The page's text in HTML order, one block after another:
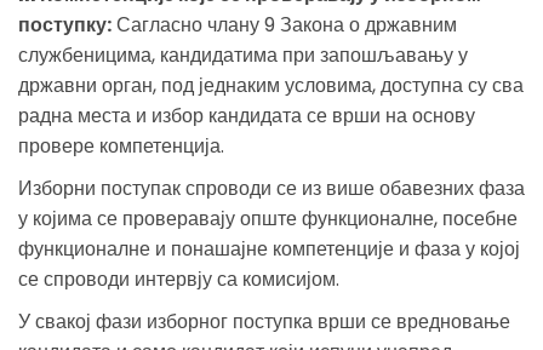
поступку:Сагласно члану 9 Закона о државним
службеницима, кандидатима при запошљавању у
државни орган, под једнаким условима, доступна су сва
радна места и избор кандидата се врши на основу
провере компетенција.
Изборни поступак спроводи се из више обавезних фаза
у којима се проверавају опште функционалне, посебне
функционалне и понашајне компетенције и фаза у којој
се спроводи интервју са комисијом.
У свакој фази изборног поступка врши се вредновање